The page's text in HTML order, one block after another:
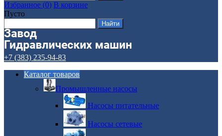
Избранное (0) В корзине
Пусто
+7 (383) 235-94-83
Каталог товаров
Промышленные насосы
Насосы питательные
Насосы сетевые